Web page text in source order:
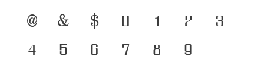
@
& $ 0 1 2
3
4
5 6 7 8 9